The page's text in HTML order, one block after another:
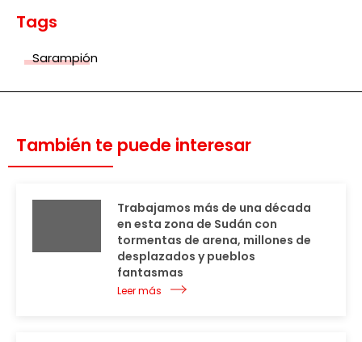
Tags
Sarampión
También te puede interesar
Trabajamos más de una década
en esta zona de Sudán con
tormentas de arena, millones de
desplazados y pueblos
fantasmas
Leer más